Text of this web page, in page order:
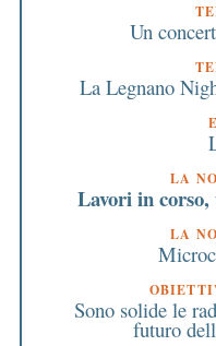
Un
La Legnano
LA
Lavori in
LA
Sono solide le
futuro